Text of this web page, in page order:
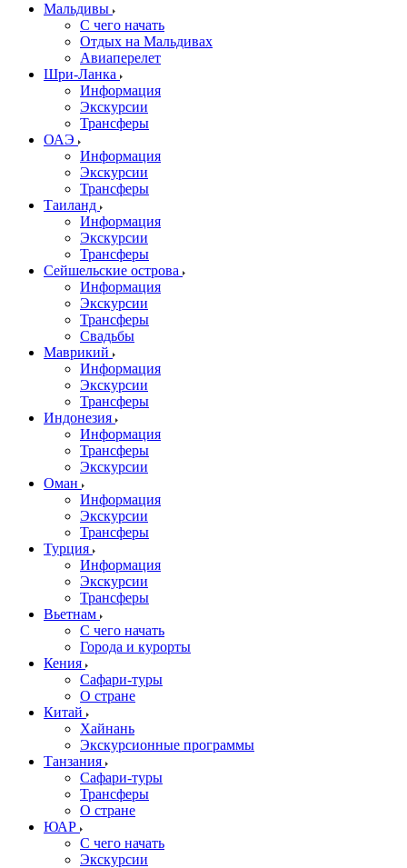
Мальдивы
С чего начать
Отдых на Мальдивах
Авиаперелет
Шри-Ланка
Информация
Экскурсии
Трансферы
ОАЭ
Информация
Экскурсии
Трансферы
Таиланд
Информация
Экскурсии
Трансферы
Сейшельские острова
Информация
Экскурсии
Трансферы
Свадьбы
Маврикий
Информация
Экскурсии
Трансферы
Индонезия
Информация
Трансферы
Экскурсии
Оман
Информация
Экскурсии
Трансферы
Турция
Информация
Экскурсии
Трансферы
Вьетнам
С чего начать
Города и курорты
Кения
Сафари-туры
О стране
Китай
Хайнань
Экскурсионные программы
Танзания
Сафари-туры
Трансферы
О стране
ЮАР
С чего начать
Экскурсии